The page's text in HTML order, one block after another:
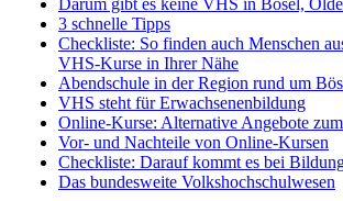
3 schnelle Tipps
Checkliste: So finden auch Menschen
VHS-Kurse in Ihrer Nähe
Abendschule in der Region rund um
VHS steht für Erwachsenenbildung
Online-Kurse: Alternative Angebote
Vor- und Nachteile von Online-Kursen
Checkliste: Darauf kommt es bei
Das bundesweite Volkshochschulwesen